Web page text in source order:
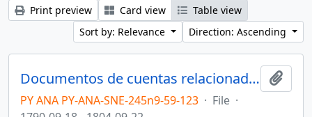
Print preview Card view
Table view
Sort by: Relevance
Direction: Ascending
Documentos de cuentas relacionadas con los arrendatarias de la estancia de Yeguarizá, perteneciente al Real Hospital, llevado por su administrador, Juan Gelly
Add
PY ANA PY-ANA-SNE-245n9-59-123 · File ·